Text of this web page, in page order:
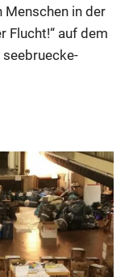
in der
Flucht!“ auf dem
seebruecke-